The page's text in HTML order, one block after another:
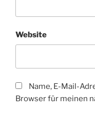
Website
Name, E-Mail-
Browser für meinen